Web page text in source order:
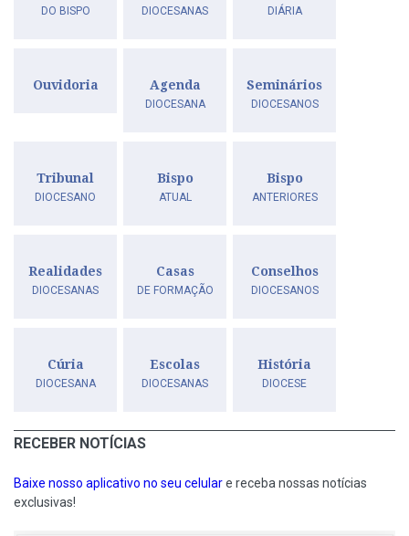
DO BISPO DIOCESANAS DIÁRIA
Ouvidoria Agenda
DIOCESANA
Seminários
DIOCESANOS
Tribunal
DIOCESANO
Bispo
ATUAL
Bispo
ANTERIORES
Realidades
DIOCESANAS
Casas
DE FORMAÇÃO
Conselhos
DIOCESANOS
Cúria
DIOCESANA
Escolas
DIOCESANAS
História
DIOCESE
RECEBER NOTÍCIAS
Baixe nosso aplicativo no seu celulare receba nossas notícias
exclusivas!